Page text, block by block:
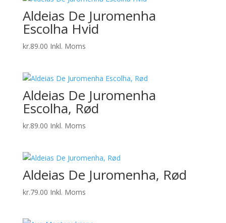
Aldeias De Juromenha
Escolha Hvid
kr.89.00 Inkl. Moms
Aldeias De Juromenha
Escolha, Rød
kr.89.00 Inkl. Moms
Aldeias De Juromenha, Rød
kr.79.00 Inkl. Moms